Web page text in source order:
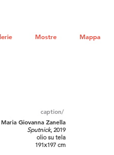
Mostre Mappa
caption/
Maria Giovanna Zanella
Sputnick, 2019
olio su tela
191x197 cm